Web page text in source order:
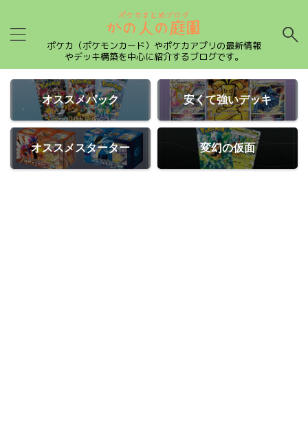
ポケカ（ポケモンカード）やポケカアプリの最新情報
やデッキ構築を中心に紹介するブログです。
オススメパック 安くて強いデッキ
オススメスターター 変幻の仮面